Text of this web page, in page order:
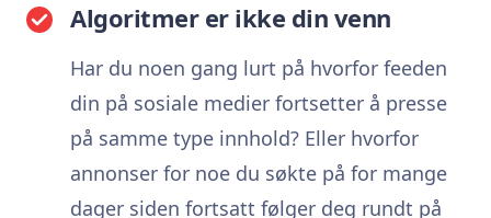
Algoritmer er ikke din venn
Har du noen gang lurt på hvorfor feeden
din på sosiale medier fortsetter å presse
på samme type innhold? Eller hvorfor
annonser for noe du søkte på for mange
dager siden fortsatt følger deg rundt på